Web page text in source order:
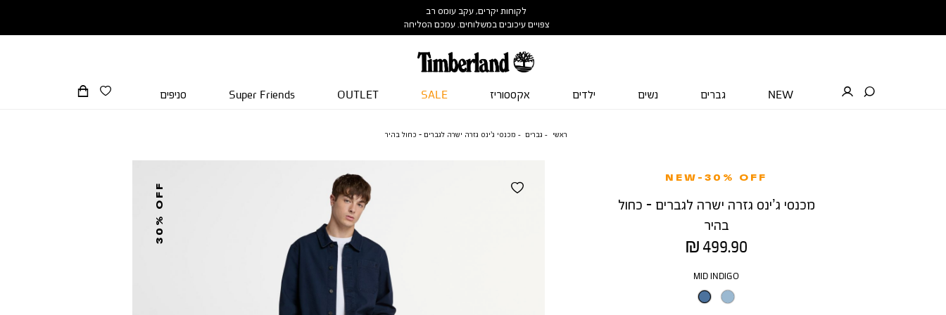
לקוחות יקרים, עקב עומס רב
צפויים עיכובים במשלוחים. עמכם הסליחה
NEW גברים נשים ילדים אקססוריז SALE
OUTLET
Super Friends סניפים
ראשי גברים מכנסי ג’ינס גזרה ישרה לגברים - כחול בהיר
30% OFF
NEW-30% OFF
מכנסי ג’ינס גזרה ישרה לגברים - כחול
בהיר
מחיר
מוצר
499.90 ₪
צבע
MID INDIGO